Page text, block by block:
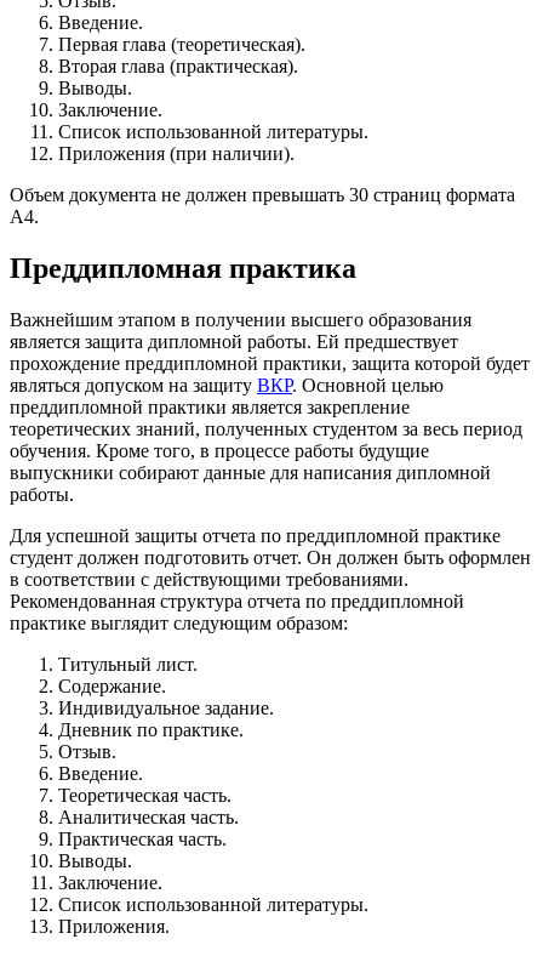
Введение.
Первая глава (теоретическая).
Вторая глава (практическая).
Выводы.
Заключение.
Список использованной литературы.
Приложения (при наличии).
Объем документа не должен превышать 30 страниц формата
А4.
Преддипломная практика
Важнейшим этапом в получении высшего образования
является защита дипломной работы. Ей предшествует
прохождение преддипломной практики, защита которой будет
являться допуском на защиту ВКР. Основной целью
преддипломной практики является закрепление
теоретических знаний, полученных студентом за весь период
обучения. Кроме того, в процессе работы будущие
выпускники собирают данные для написания дипломной
работы.
Для успешной защиты отчета по преддипломной практике
студент должен подготовить отчет. Он должен быть оформлен
в соответствии с действующими требованиями.
Рекомендованная структура отчета по преддипломной
практике выглядит следующим образом:
Титульный лист.
Содержание.
Индивидуальное задание.
Дневник по практике.
Отзыв.
Введение.
Теоретическая часть.
Аналитическая часть.
Практическая часть.
Выводы.
Заключение.
Список использованной литературы.
Приложения.